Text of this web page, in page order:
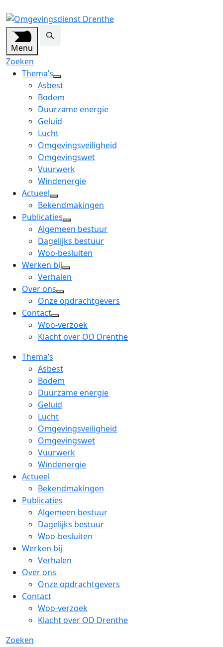
Menu
Zoeken
Thema’s
open
dropdown
menu
Asbest
Bodem
Duurzame energie
Geluid
Lucht
Omgevingsveiligheid
Omgevingswet
Vuurwerk
Windenergie
Actueel
open
dropdown
menu
Bekendmakingen
Publicaties
open
dropdown
menu
Algemeen bestuur
Dagelijks bestuur
Woo-besluiten
Werken bij
open
menu
Verhalen
Over ons
open
dropdown
menu
Onze opdrachtgevers
Contact
open
dropdown
Woo-verzoek
Klacht over OD Drenthe
Thema’s
Asbest
Bodem
Duurzame energie
Geluid
Lucht
Omgevingsveiligheid
Omgevingswet
Vuurwerk
Windenergie
Actueel
Bekendmakingen
Publicaties
Algemeen bestuur
Dagelijks bestuur
Woo-besluiten
Werken bij
Verhalen
Over ons
Onze opdrachtgevers
Contact
Woo-verzoek
Klacht over OD Drenthe
Zoeken